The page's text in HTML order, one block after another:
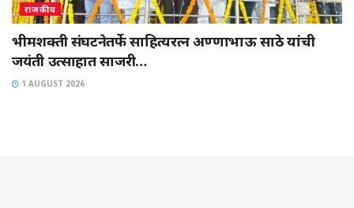
राजकीय
भीमशक्ती संघटनेतर्फे साहित्यरत्न अण्णाभाऊ साठे यांची
जयंती उत्साहात साजरी…
1 AUGUST 2026